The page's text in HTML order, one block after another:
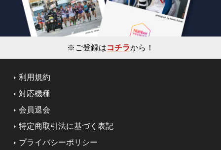
※ご登録はコチラから！
利用規約
対応機種
会員退会
特定商取引法に基づく表記
プライバシーポリシー